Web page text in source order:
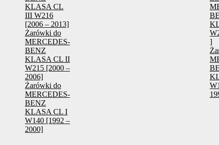
KLASA CL
III W216
[2006 – 2013]
Żarówki do
MERCEDES-
BENZ
KLASA CL II
W215 [2000 –
2006]
Żarówki do
MERCEDES-
BENZ
KLASA CL I
W140 [1992 –
2000]
]